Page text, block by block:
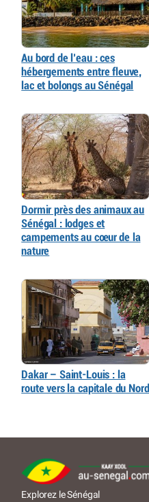
Au bord de l’eau : ces
hébergements entre fleuve,
lac et bolongs au Sénégal
Dormir près des animaux au
Sénégal : lodges et
campements au cœur de la
nature
Dakar – Saint-Louis : la
route vers la capitale du Nord
Explorez le Sénégal